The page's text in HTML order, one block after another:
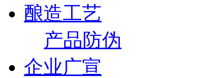
酿造工艺
产品防伪
企业广宣